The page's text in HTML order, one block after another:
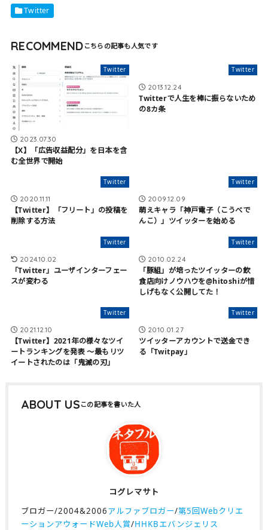
Twitter
RECOMMEND
Twitter
2023.07.30
【X】「広告収益配分」を日本を含
む全世界で開始
Twitter
2013.12.24
Twitterで人生を棒に振らないため
の8カ条
Twitter
2020.11.11
【Twitter】「フリート」の投稿を
削除する方法
Twitter
2009.12.09
萌えキャラ「神戸電子（こうべで
んこ）」ツイッターを始める
Twitter
2024.10.02
「Twitter」ユーザインターフェー
スが変わる
Twitter
2010.02.24
「豚組」が培ったツイッターの飲
食店向けノウハウを@hitoshiが惜
しげもなく公開してた！
Twitter
2021.12.10
【Twitter】2021年の様々なツイ
ートランキングを発表 〜最もリツ
イートされたのは「鬼滅の刃」
Twitter
2010.01.27
ツイッターアカウントで送金でき
る「Twitpay」
ABOUT US
コグレマサト
ブロガー/2004&2006アルファブロガー/第5回Webクリエ
ーションアウォードWeb人賞/HHKBエバンジェリス